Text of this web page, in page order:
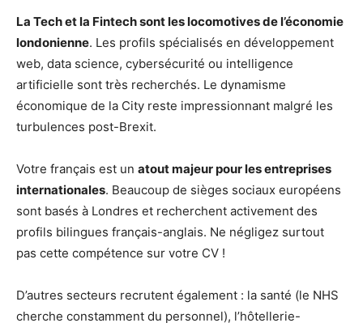
La Tech et la Fintech sont les locomotives de l’économie
londonienne. Les profils spécialisés en développement
web, data science, cybersécurité ou intelligence
artificielle sont très recherchés. Le dynamisme
économique de la City reste impressionnant malgré les
turbulences post-Brexit.
Votre français est un atout majeur pour les entreprises
internationales. Beaucoup de sièges sociaux européens
sont basés à Londres et recherchent activement des
profils bilingues français-anglais. Ne négligez surtout
pas cette compétence sur votre CV !
D’autres secteurs recrutent également : la santé (le NHS
cherche constamment du personnel), l’hôtellerie-